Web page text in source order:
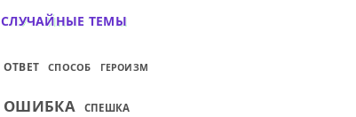
СЛУЧАЙНЫЕ ТЕМЫ
ОТВЕТ СПОСОБ ГЕРОИЗМ
ОШИБКА СПЕШКА